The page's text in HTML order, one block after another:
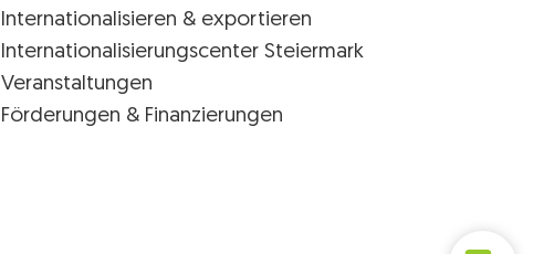
Internationalisieren & exportieren
Internationalisierungscenter Steiermark
Veranstaltungen
Förderungen & Finanzierungen